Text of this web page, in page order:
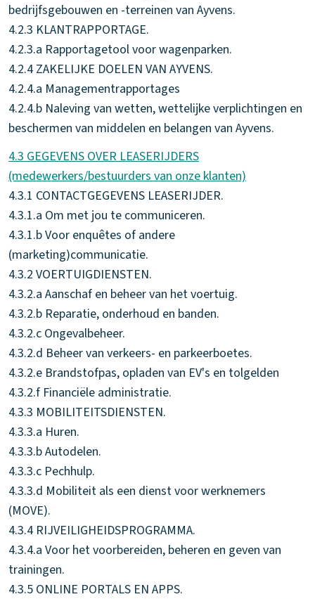
bedrijfsgebouwen en -terreinen van Ayvens.
4.2.3 KLANTRAPPORTAGE.
4.2.3.a Rapportagetool voor wagenparken.
4.2.4 ZAKELIJKE DOELEN VAN AYVENS.
4.2.4.a Managementrapportages
4.2.4.b Naleving van wetten, wettelijke verplichtingen en
beschermen van middelen en belangen van Ayvens.
4.3 GEGEVENS OVER LEASERIJDERS
(medewerkers/bestuurders van onze klanten)
4.3.1 CONTACTGEGEVENS LEASERIJDER.
4.3.1.a Om met jou te communiceren.
4.3.1.b Voor enquêtes of andere
(marketing)communicatie.
4.3.2 VOERTUIGDIENSTEN.
4.3.2.a Aanschaf en beheer van het voertuig.
4.3.2.b Reparatie, onderhoud en banden.
4.3.2.c Ongevalbeheer.
4.3.2.d Beheer van verkeers- en parkeerboetes.
4.3.2.e Brandstofpas, opladen van EV's en tolgelden
4.3.2.f Financiële administratie.
4.3.3 MOBILITEITSDIENSTEN.
4.3.3.a Huren.
4.3.3.b Autodelen.
4.3.3.c Pechhulp.
4.3.3.d Mobiliteit als een dienst voor werknemers
(MOVE).
4.3.4 RIJVEILIGHEIDSPROGRAMMA.
4.3.4.a Voor het voorbereiden, beheren en geven van
trainingen.
4.3.5 ONLINE PORTALS EN APPS.